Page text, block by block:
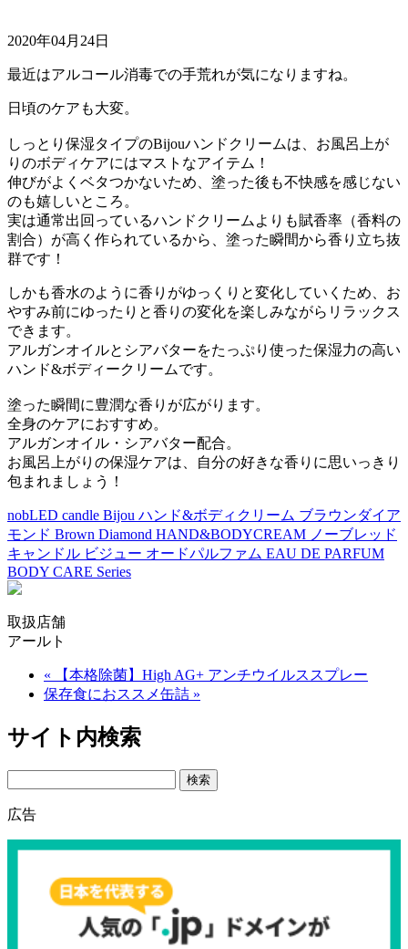
2020年04月24日
最近はアルコール消毒での手荒れが気になりますね。
日頃のケアも大変。
しっとり保湿タイプのBijouハンドクリームは、お風呂上が
りのボディケアにはマストなアイテム！
伸びがよくベタつかないため、塗った後も不快感を感じない
のも嬉しいところ。
実は通常出回っているハンドクリームよりも賦香率（香料の
割合）が高く作られているから、塗った瞬間から香り立ち抜
群です！
しかも香水のように香りがゆっくりと変化していくため、お
やすみ前にゆったりと香りの変化を楽しみながらリラックス
できます。
アルガンオイルとシアバターをたっぷり使った保湿力の高い
ハンド&ボディークリームです。
塗った瞬間に豊潤な香りが広がります。
全身のケアにおすすめ。
アルガンオイル・シアバター配合。
お風呂上がりの保湿ケアは、自分の好きな香りに思いっきり
包まれましょう！
nobLED candle Bijou ハンド&ボディクリーム ブラウンダイア
モンド Brown Diamond HAND&BODYCREAM ノーブレッド
キャンドル ビジュー オードパルファム EAU DE PARFUM
BODY CARE Series
取扱店舗
アールト
« 【本格除菌】High AG+ アンチウイルススプレー
保存食におススメ缶詰 »
サイト内検索
Search
広告